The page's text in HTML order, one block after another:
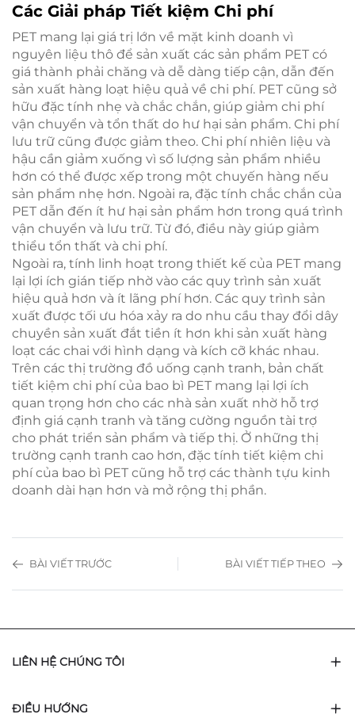
Các Giải pháp Tiết kiệm Chi phí
PET mang lại giá trị lớn về mặt kinh doanh vì
nguyên liệu thô để sản xuất các sản phẩm PET có
giá thành phải chăng và dễ dàng tiếp cận, dẫn đến
sản xuất hàng loạt hiệu quả về chi phí. PET cũng sở
hữu đặc tính nhẹ và chắc chắn, giúp giảm chi phí
vận chuyển và tổn thất do hư hại sản phẩm. Chi phí
lưu trữ cũng được giảm theo. Chi phí nhiên liệu và
hậu cần giảm xuống vì số lượng sản phẩm nhiều
hơn có thể được xếp trong một chuyến hàng nếu
sản phẩm nhẹ hơn. Ngoài ra, đặc tính chắc chắn của
PET dẫn đến ít hư hại sản phẩm hơn trong quá trình
vận chuyển và lưu trữ. Từ đó, điều này giúp giảm
thiểu tổn thất và chi phí.
Ngoài ra, tính linh hoạt trong thiết kế của PET mang
lại lợi ích gián tiếp nhờ vào các quy trình sản xuất
hiệu quả hơn và ít lãng phí hơn. Các quy trình sản
xuất được tối ưu hóa xảy ra do nhu cầu thay đổi dây
chuyền sản xuất đắt tiền ít hơn khi sản xuất hàng
loạt các chai với hình dạng và kích cỡ khác nhau.
Trên các thị trường đồ uống cạnh tranh, bản chất
tiết kiệm chi phí của bao bì PET mang lại lợi ích
quan trọng hơn cho các nhà sản xuất nhờ hỗ trợ
định giá cạnh tranh và tăng cường nguồn tài trợ
cho phát triển sản phẩm và tiếp thị. Ở những thị
trường cạnh tranh cao hơn, đặc tính tiết kiệm chi
phí của bao bì PET cũng hỗ trợ các thành tựu kinh
doanh dài hạn hơn và mở rộng thị phần.
BÀI VIẾT TRƯỚC BÀI VIẾT TIẾP THEO
LIÊN HỆ CHÚNG TÔI
ĐIỀU HƯỚNG